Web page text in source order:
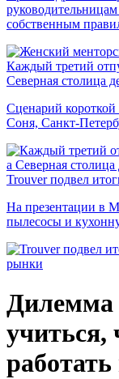
собственным
Каждый третий
Северная столица
Сценарий короткой
Соня, Санкт-
Trouver подвел
На презентации в
пылесосы и
рынки
Дилемма
учиться,